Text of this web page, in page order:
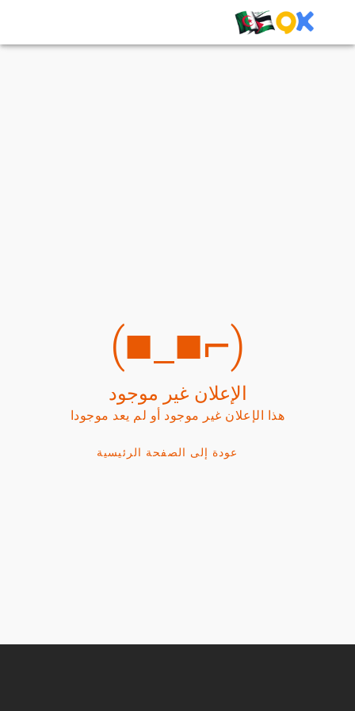
(⌐■_■)
الإعلان غير موجود
هذا الإعلان غير موجود أو لم يعد موجودا
عودة إلى الصفحة الرئيسية